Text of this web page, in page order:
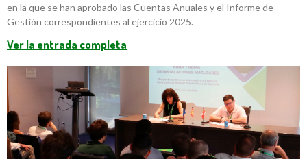
en la que se han aprobado las Cuentas Anuales y el Informe de
Gestión correspondientes al ejercicio 2025.
Ver la entrada completa